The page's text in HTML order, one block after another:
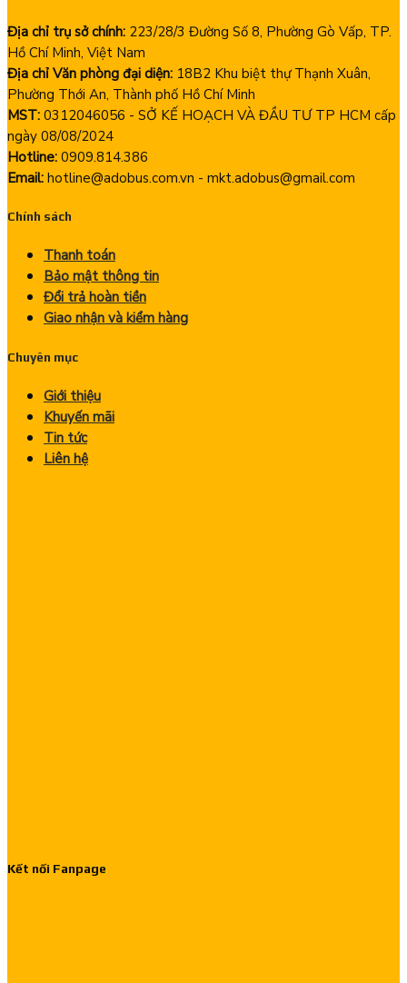
Địa chỉ trụ sở chính: 223/28/3 Đường Số 8, Phường Gò Vấp, TP.
Hồ Chí Minh, Việt Nam
Địa chỉ Văn phòng đại diện: 18B2 Khu biệt thự Thạnh Xuân,
Phường Thới An, Thành phố Hồ Chí Minh
MST: 0312046056 - SỞ KẾ HOẠCH VÀ ĐẦU TƯ TP HCM cấp
ngày 08/08/2024
Hotline: 0909.814.386
Email: hotline@adobus.com.vn - mkt.adobus@gmail.com
Chính sách
Thanh toán
Bảo mật thông tin
Đổi trả hoàn tiền
Giao nhận và kiểm hàng
Chuyên mục
Giới thiệu
Khuyến mãi
Tin tức
Liên hệ
Kết nối Fanpage